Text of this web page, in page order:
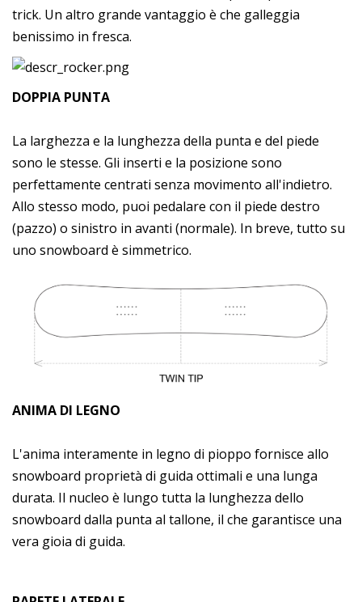
trick. Un altro grande vantaggio è che galleggia
benissimo in fresca.
DOPPIA PUNTA
La larghezza e la lunghezza della punta e del piede
sono le stesse. Gli inserti e la posizione sono
perfettamente centrati senza movimento all'indietro.
Allo stesso modo, puoi pedalare con il piede destro
(pazzo) o sinistro in avanti (normale). In breve, tutto su
uno snowboard è simmetrico.
ANIMA DI LEGNO
L'anima interamente in legno di pioppo fornisce allo
snowboard proprietà di guida ottimali e una lunga
durata. Il nucleo è lungo tutta la lunghezza dello
snowboard dalla punta al tallone, il che garantisce una
vera gioia di guida.